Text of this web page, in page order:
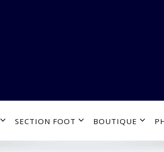
SECTION FOOT BOUTIQUE